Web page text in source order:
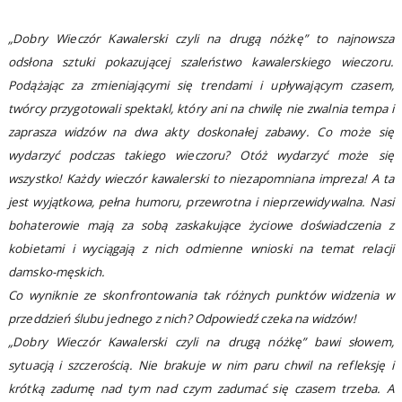
„Dobry Wieczór Kawalerski czyli na drugą nóżkę” to najnowsza
odsłona sztuki pokazującej szaleństwo kawalerskiego wieczoru.
Podążając za zmieniającymi się trendami i upływającym czasem,
twórcy przygotowali spektakl, który ani na chwilę nie zwalnia tempa i
zaprasza widzów na dwa akty doskonałej zabawy. Co może się
wydarzyć podczas takiego wieczoru? Otóż wydarzyć może się
wszystko! Każdy wieczór kawalerski to niezapomniana impreza! A ta
jest wyjątkowa, pełna humoru, przewrotna i nieprzewidywalna. Nasi
bohaterowie mają za sobą zaskakujące życiowe doświadczenia z
kobietami i wyciągają z nich odmienne wnioski na temat relacji
damsko-męskich.
Co wyniknie ze skonfrontowania tak różnych punktów widzenia w
przeddzień ślubu jednego z nich? Odpowiedź czeka na widzów!
„Dobry Wieczór Kawalerski czyli na drugą nóżkę” bawi słowem,
sytuacją i szczerością. Nie brakuje w nim paru chwil na refleksję i
krótką zadumę nad tym nad czym zadumać się czasem trzeba. A